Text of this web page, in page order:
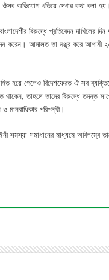
ঔসব অভিযোগ খতিয়ে দেখার কথা বলা হয়।
বিরুদ্ধে প্রতিবেদন দাখিলের দিন
আদালত তা মঞ্জুর করে আগামী ২০
হয়ে গেলেও বিদেশফেরত ঐ সব
তাহলে তাদের বিরুদ্ধে তদন্ত
মানবাধিকার পরিপন্থী।
সমস্যা সমাধানের মাধ্যমে অবিলম্বে